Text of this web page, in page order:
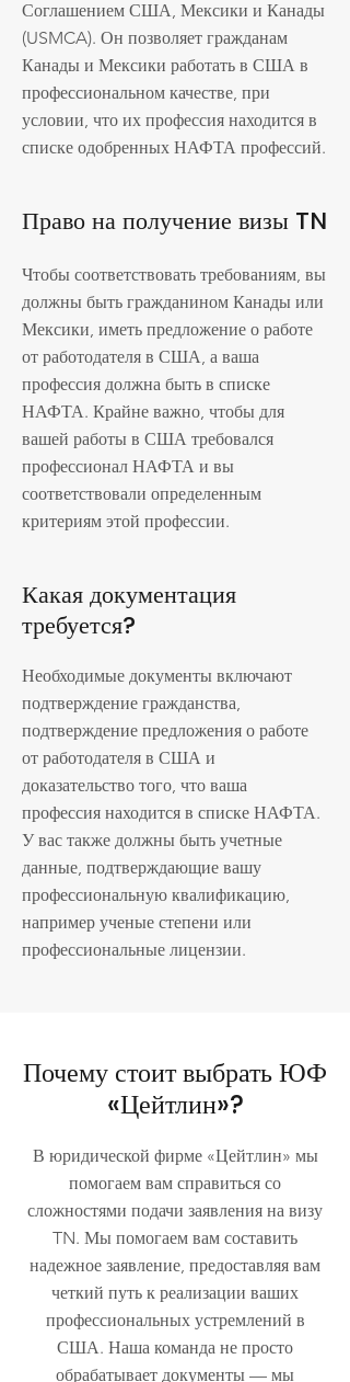
Соглашением США, Мексики и Канады
(USMCA). Он позволяет гражданам
Канады и Мексики работать в США в
профессиональном качестве, при
условии, что их профессия находится в
списке одобренных НАФТА профессий.
Право на получение визы TN
Чтобы соответствовать требованиям, вы
должны быть гражданином Канады или
Мексики, иметь предложение о работе
от работодателя в США, а ваша
профессия должна быть в списке
НАФТА. Крайне важно, чтобы для
вашей работы в США требовался
профессионал НАФТА и вы
соответствовали определенным
критериям этой профессии.
Какая документация
требуется?
Необходимые документы включают
подтверждение гражданства,
подтверждение предложения о работе
от работодателя в США и
доказательство того, что ваша
профессия находится в списке НАФТА.
У вас также должны быть учетные
данные, подтверждающие вашу
профессиональную квалификацию,
например ученые степени или
профессиональные лицензии.
Почему стоит выбрать ЮФ
«Цейтлин»?
В юридической фирме «Цейтлин» мы
помогаем вам справиться со
сложностями подачи заявления на визу
TN. Мы помогаем вам составить
надежное заявление, предоставляя вам
четкий путь к реализации ваших
профессиональных устремлений в
США. Наша команда не просто
обрабатывает документы — мы